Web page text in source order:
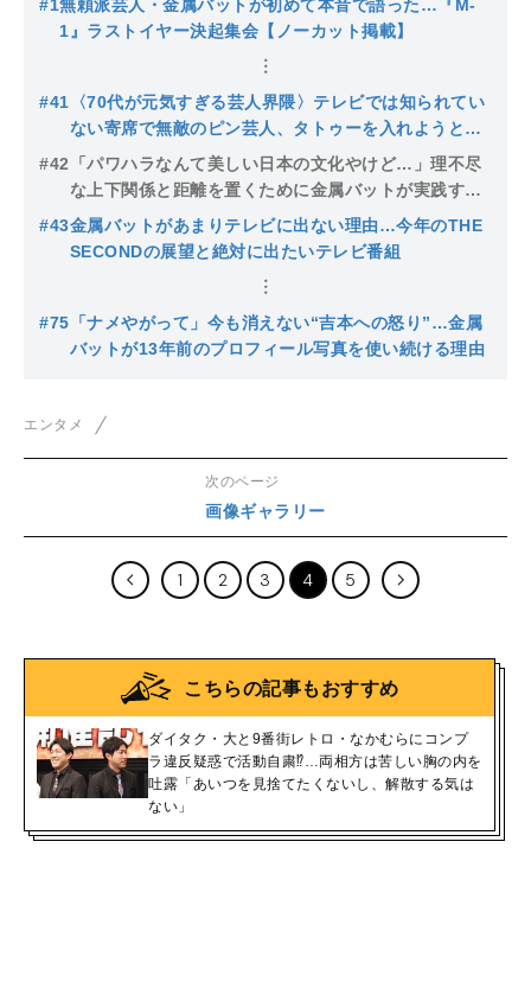
#1無頼派芸人・金属バットが初めて本音で語った…『M-
1』ラストイヤー決起集会【ノーカット掲載】
#41 〈70代が元気すぎる芸人界隈〉テレビでは知られてい
ない寄席で無敵のピン芸人、タトゥーを入れようとし
た大御所…スゴすぎ師匠たちを金属バットが解説
#42 「パワハラなんて美しい日本の文化やけど…」理不尽
な上下関係と距離を置くために金属バットが実践する2
つの方法
#43金属バットがあまりテレビに出ない理由…今年のTHE
SECONDの展望と絶対に出たいテレビ番組
#75 「ナメやがって」今も消えない“吉本への怒り”…金属
バットが13年前のプロフィール写真を使い続ける理由
エンタメ
次のページ
画像ギャラリー
1 2 3 4 5
こちらの記事もおすすめ
ダイタク・大と9番街レトロ・なかむらにコンプ
ラ違反疑惑で活動自粛⁉…両相方は苦しい胸の内を
吐露「あいつを見捨てたくないし、解散する気は
ない」